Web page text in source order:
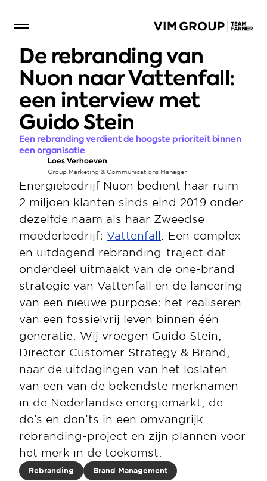
De rebranding van
Nuon naar Vattenfall:
een interview met
Guido Stein
Een rebranding verdient de hoogste prioriteit binnen
een organisatie
Loes Verhoeven
Group Marketing & Communications Manager
Energiebedrijf Nuon bedient haar ruim
2 miljoen klanten sinds eind 2019 onder
dezelfde naam als haar Zweedse
moederbedrijf: Vattenfall
. Een complex
en uitdagend rebranding-traject dat
onderdeel uitmaakt van de one-brand
strategie van Vattenfall en de lancering
van een nieuwe purpose: het realiseren
van een fossielvrij leven binnen één
generatie. Wij vroegen Guido Stein,
Director Customer Strategy & Brand,
naar de uitdagingen van het loslaten
van een van de bekendste merknamen
in de Nederlandse energiemarkt, de
do’s en don’ts in een omvangrijk
rebranding-project en zijn plannen voor
het merk in de toekomst.
Rebranding
Brand Management